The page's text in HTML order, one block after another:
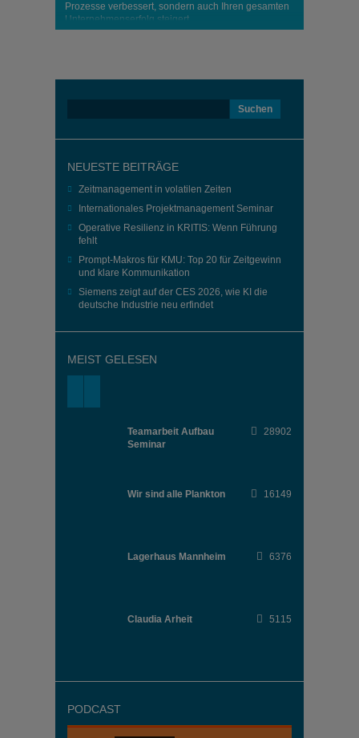
Prozesse verbessert, sondern auch Ihren gesamten
Unternehmenserfolg steigert
NEUESTE BEITRÄGE
Zeitmanagement in volatilen Zeiten
Internationales Projektmanagement Seminar
Operative Resilienz in KRITIS: Wenn Führung
fehlt
Prompt-Makros für KMU: Top 20 für Zeitgewinn
und klare Kommunikation
Siemens zeigt auf der CES 2026, wie KI die
deutsche Industrie neu erfindet
MEIST GELESEN
Teamarbeit Aufbau
Seminar
28902
Wir sind alle Plankton 16149
Lagerhaus Mannheim 6376
Claudia Arheit 5115
PODCAST